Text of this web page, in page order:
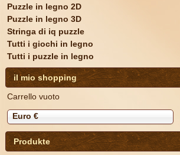
Puzzle in legno 2D
Puzzle in legno 3D
Stringa di iq puzzle
Tutti i giochi in legno
Tutti i puzzle in legno
il mio shopping
Carrello vuoto
Euro €
Produkte